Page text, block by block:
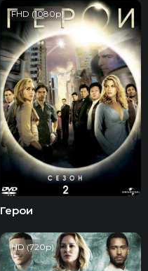
FHD (1080p)
Герои
HD (720p)